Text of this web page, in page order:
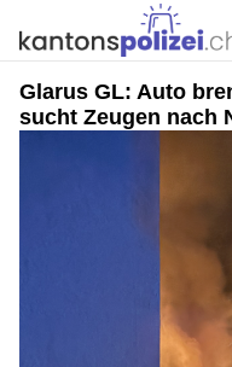
Glarus GL: Auto
sucht Zeugen nach